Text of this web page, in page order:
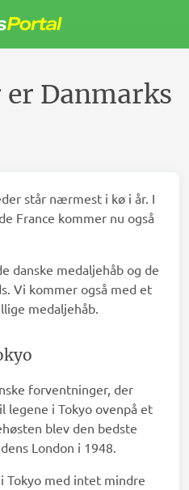
er Danmarks
står nærmest i kø i år. I
France kommer nu også
danske medaljehåb og de
Vi kommer også med et
medaljehåb.
forventninger, der
legene i Tokyo ovenpå et
blev den bedste
London i 1948.
Tokyo med intet mindre